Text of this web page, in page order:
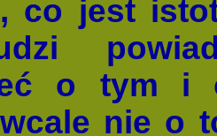
co jest
o tym i
nie o